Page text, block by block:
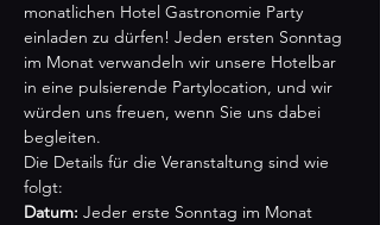
monatlichen Hotel Gastronomie Party
einladen zu dürfen! Jeden ersten Sonntag
im Monat verwandeln wir unsere Hotelbar
in eine pulsierende Partylocation, und wir
würden uns freuen, wenn Sie uns dabei
begleiten.
Die Details für die Veranstaltung sind wie
folgt:
Datum: Jeder erste Sonntag im Monat